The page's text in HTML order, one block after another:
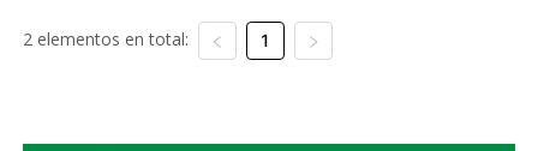
2 elementos en total: 1